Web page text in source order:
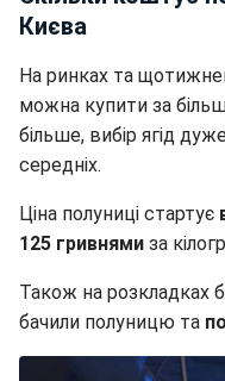
Києва
На ринках та
можна купити за
більше, вибір ягід
середніх.
Ціна полуниці стартує
125 гривнями за
Також на розкладках
бачили полуницю та